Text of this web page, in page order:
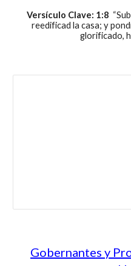
Versículo Clave: 1:8
reedificad la casa; y
glorificado,
Gobernantes y